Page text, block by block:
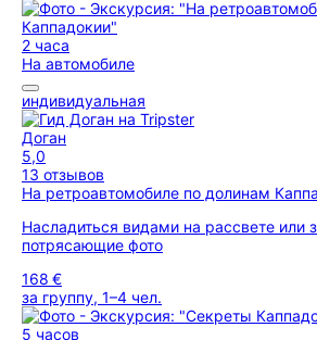
2 часа
На автомобиле
индивидуальная
Доган
5,0
13 отзывов
На ретроавтомобиле по долинам
Насладиться видами на рассвете или
потрясающие фото
168 €
за группу, 1–4 чел.
5 часов